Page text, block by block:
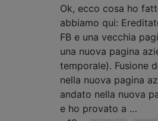
Ok, ecco cosa ho
abbiamo qui:
FB e una vecchia
una nuova pagina
temporale). Fusione
nella nuova pagina
andato nella nuova
e ho provato a …